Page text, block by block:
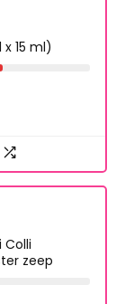
x 15 ml)
Colli
zeep